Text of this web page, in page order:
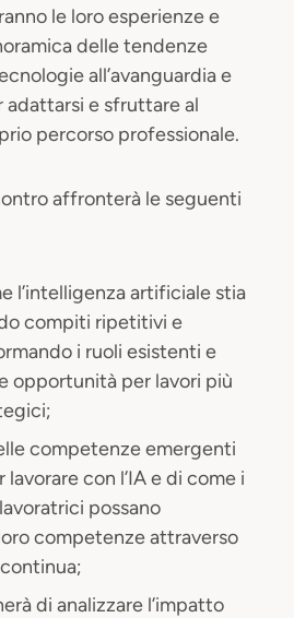
le loro esperienze e
delle tendenze
all’avanguardia e
e sfruttare al
percorso professionale.
affronterà le seguenti
l’intelligenza artificiale stia
compiti ripetitivi e
i ruoli esistenti e
opportunità per lavori più
competenze emergenti
lavorare con l’IA e di come i
possano
competenze attraverso
di analizzare l’impatto